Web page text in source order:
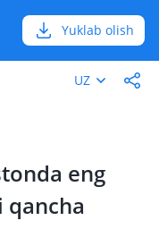
Yuklab olish
UZ
eng